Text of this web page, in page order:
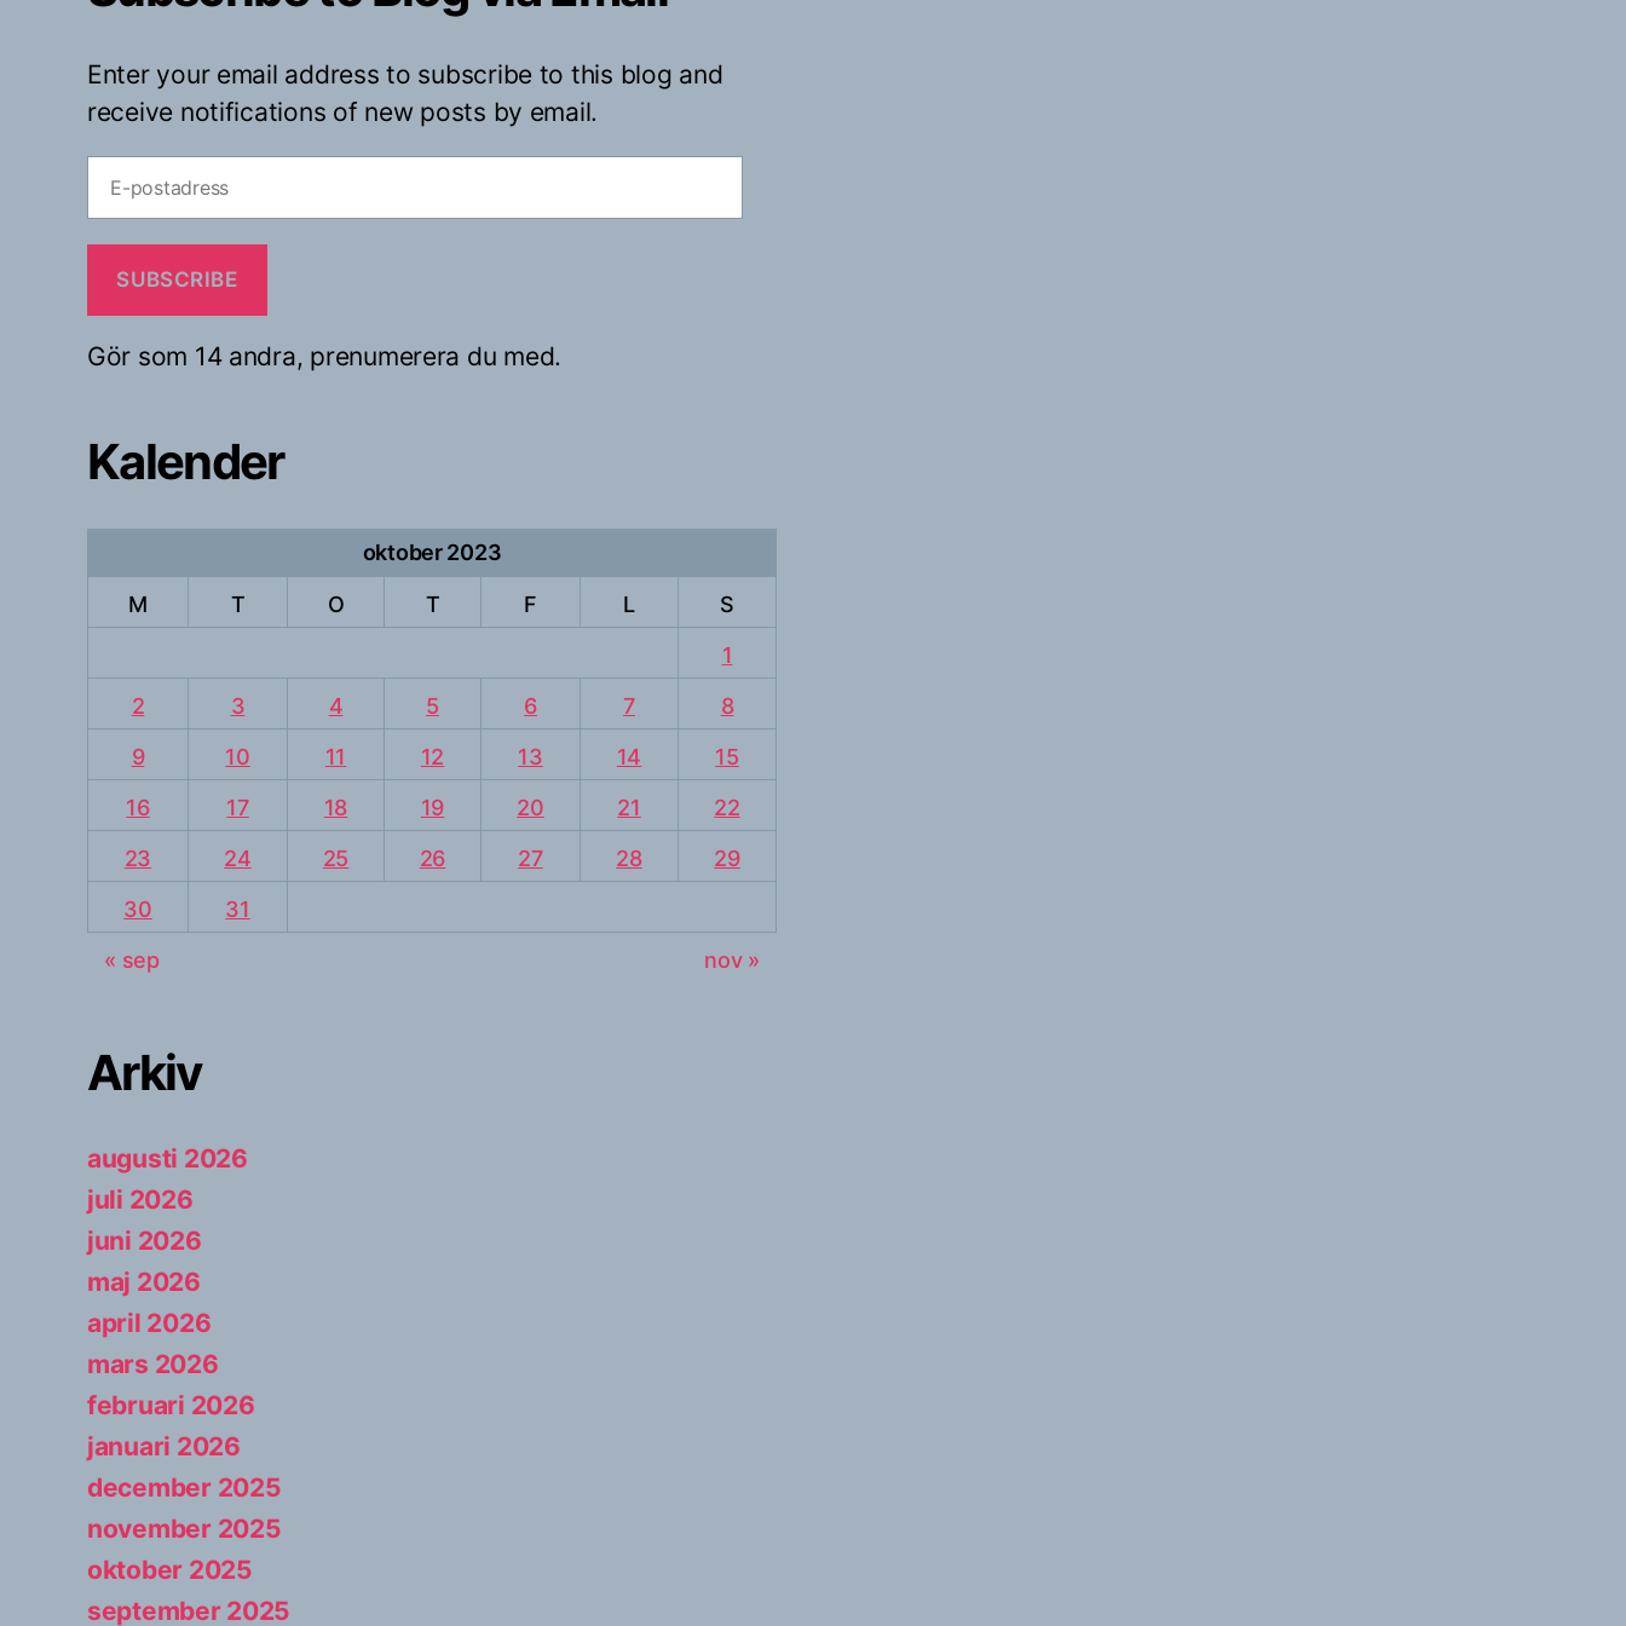
Enter your email address to subscribe to this blog and
receive notifications of new posts by email.
postadress
SUBSCRIBE
Gör som 14 andra, prenumerera du med.
Kalender
oktober 2023
M T O T F L
S
1
2
3 4 5 6 7
8
9
10 11 12 13 14
15
16
17 18 19 20 21
22
23
24 25 26 27 28
29
30
31
« sep
nov »
Arkiv
augusti 2026
juli 2026
juni 2026
maj 2026
april 2026
mars 2026
februari 2026
januari 2026
december 2025
november 2025
oktober 2025
september 2025